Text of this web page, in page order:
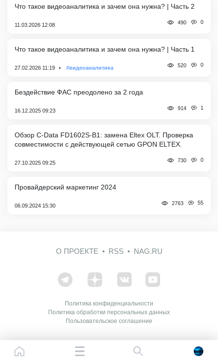
Что такое видеоаналитика и зачем она нужна? | Часть 2
11.03.2026 12:08 490 0
Что такое видеоаналитика и зачем она нужна? | Часть 1
27.02.2026 11:19 #видеоаналитика 520 0
Бездействие ФАС преодолено за 2 года
16.12.2025 09:23 914 1
Обзор C-Data FD1602S-B1: замена Eltex OLT. Проверка
совместимости с действующей сетью GPON ELTEX.
27.10.2025 09:25 730 0
Провайдерский маркетинг 2024
06.09.2024 15:30 2763 55
О ПРОЕКТЕ RSS NAG.RU
Политика конфиденциальности
Политика обработки персональных данных
Пользовательское соглашение